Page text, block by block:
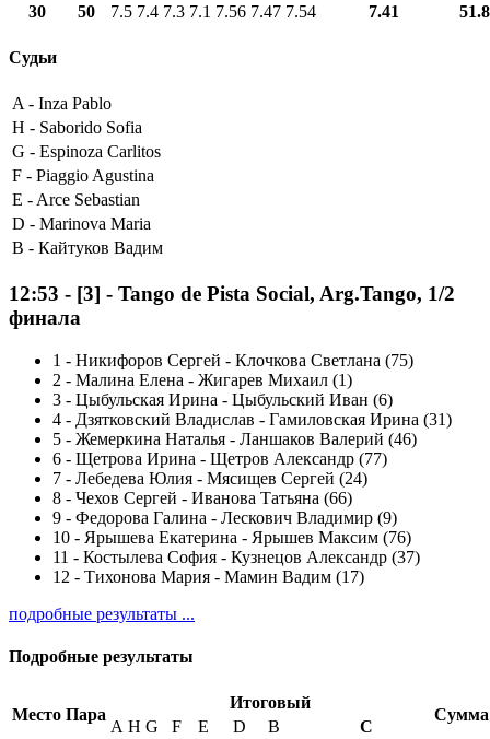
30
50 7.5 7.4 7.3 7.1 7.56 7.47 7.54 7.41
Судьи
A - Inza Pablo
H - Saborido Sofia
G - Espinoza Carlitos
F - Piaggio Agustina
E - Arce Sebastian
D - Marinova Maria
B - Кайтуков Вадим
12:53 - [3] - Tango de Pista Social, Arg.Tango, 1/2
финала
1 - Никифоров Сергей - Клочкова Светлана (75)
2 - Малина Елена - Жигарев Михаил (1)
3 - Цыбульская Ирина - Цыбульский Иван (6)
4 - Дзятковский Владислав - Гамиловская Ирина (31)
5 - Жемеркина Наталья - Ланшаков Валерий (46)
6 - Щетрова Ирина - Щетров Александр (77)
7 - Лебедева Юлия - Мясищев Сергей (24)
8 - Чехов Сергей - Иванова Татьяна (66)
9 - Федорова Галина - Лескович Владимир (9)
10 - Ярышева Екатерина - Ярышев Максим (76)
11 - Костылева София - Кузнецов Александр (37)
12 - Тихонова Мария - Мамин Вадим (17)
подробные результаты ...
Подробные результаты
Место Пара
Итоговый
Сумма
A H G F E D B
С